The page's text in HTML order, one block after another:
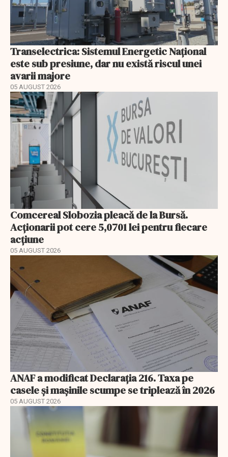
Transelectrica: Sistemul Energetic Național
este sub presiune, dar nu există riscul unei
avarii majore
05 AUGUST 2026
Comcereal Slobozia pleacă de la Bursă.
Acționarii pot cere 5,0701 lei pentru fiecare
acțiune
05 AUGUST 2026
ANAF a modificat Declarația 216. Taxa pe
casele și mașinile scumpe se triplează în 2026
05 AUGUST 2026